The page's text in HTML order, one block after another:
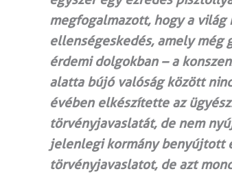
megfogalmazott, hogy a
ellenségeskedés, amely még
érdemi dolgokban – a
alatta bújó valóság között
évében elkészítette az
törvényjavaslatát, de nem
jelenlegi kormány benyújtott
törvényjavaslatot, de azt